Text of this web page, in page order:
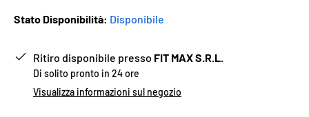
Stato Disponibilità: Disponibile
Ritiro disponibile presso FIT MAX S.R.L.
Di solito pronto in 24 ore
Visualizza informazioni sul negozio